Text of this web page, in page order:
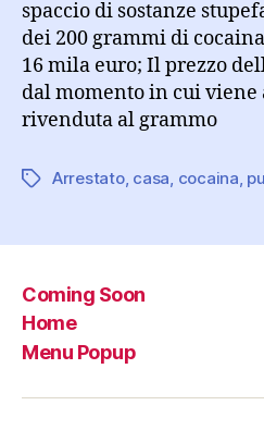
spaccio di sostanze
dei 200 grammi di
16 mila euro; Il prezzo
dal momento in cui viene
rivenduta al grammo
Tag Arrestato, casa, cocaina,
Coming Soon
Home
Menu Popup